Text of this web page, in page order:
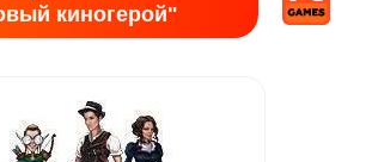
киногерой"